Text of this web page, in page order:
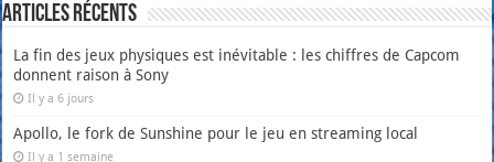
Articles récents
La fin des jeux physiques est inévitable : les chiffres de Capcom
donnent raison à Sony
Il y a 6 jours
Apollo, le fork de Sunshine pour le jeu en streaming local
Il y a 1 semaine